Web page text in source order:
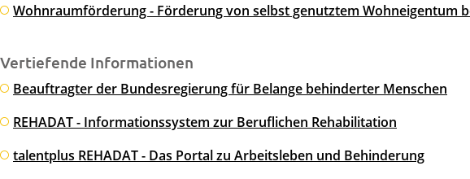
Vertiefende Informationen
Beauftragter der Bundesregierung für Belange behinderter Menschen
REHADAT - Informationssystem zur Beruflichen Rehabilitation
talentplus REHADAT - Das Portal zu Arbeitsleben und Behinderung
Wohnraumförderung - Förderung von selbst genutztem Wohneigentum